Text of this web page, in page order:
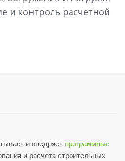
и контроль расчетной
и внедряет программные
и расчета строительных